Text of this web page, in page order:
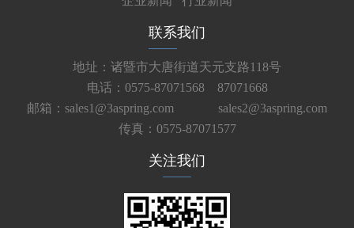
联系我们
地址：诸暨市大唐街道天元支路118号
电话：0575-87071568 87071668
邮箱：sales1@3aspring.com
sales2@3aspring.com
传真：0575-87071577
关注我们